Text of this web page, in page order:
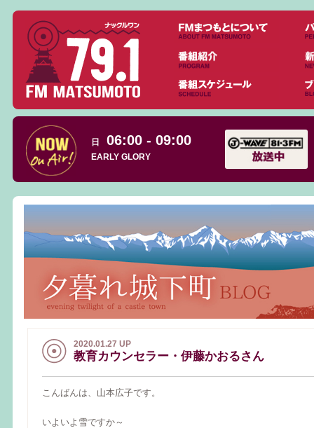
日 06:00 - 09:00
EARLY GLORY
2020.01.27 UP
教育カウンセラー・伊藤かおるさん
こんばんは、山本広子です。
いよいよ雪ですか～